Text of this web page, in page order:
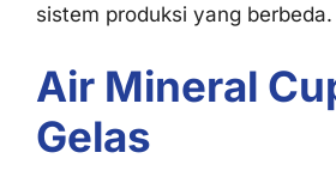
sistem produksi yang berbeda.
Air Mineral
Gelas